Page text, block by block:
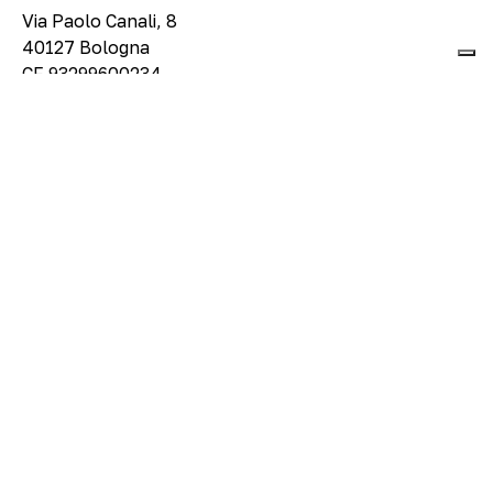
Via Paolo Canali, 8
40127 Bologna
CF 93299600234